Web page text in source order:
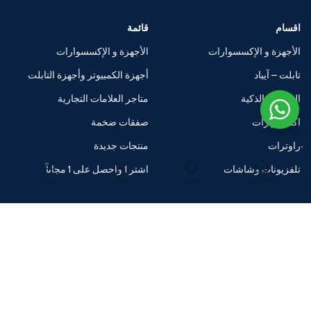
اقسام
الأجهزة و الإكسسوارات
تابلت – آيباد
الساعات الذكية
اكسسوارات
راوترات
تلفزيونات وشاشات
قائمة
الأجهزة و الإكسسوارات
أجهزة الكمبيوتر وأجهزة التابلت
متاجر العلامات التجارية
صفقات ضخمة
منتجات جديدة
اشتر 1 واحصل على 1 مجاناً